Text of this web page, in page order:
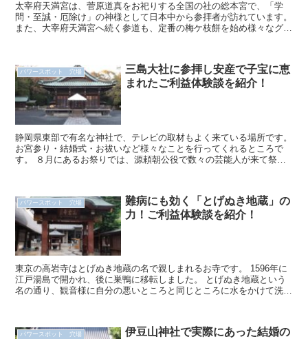
太宰府天満宮は、菅原道真をお祀りする全国の社の総本宮で、「学
問・至誠・厄除け」の神様として日本中から参拝者が訪れています。
また、大宰府天満宮へ続く参道も、定番の梅ケ枝餅を始め様々なグル
パワースポット 穴場
三島大社に参拝し安産で子宝に恵
まれたご利益体験談を紹介！
静岡県東部で有名な神社で、テレビの取材もよく来ている場所です。
お宮参り・結婚式・お祓いなど様々なことを行ってくれるところで
す。 ８月にあるお祭りでは、源頼朝公役で数々の芸能人が来て祭り
パワースポット 穴場
難病にも効く「とげぬき地蔵」の
力！ご利益体験談を紹介！
東京の高岩寺はとげぬき地蔵の名で親しまれるお寺です。 1596年に
江戸湯島で開かれ、後に巣鴨に移転しました。 とげぬき地蔵という
名の通り、観音様に自分の悪いところと同じところに水をかけて洗う
パワースポット 穴場
伊豆山神社で実際にあった結婚の